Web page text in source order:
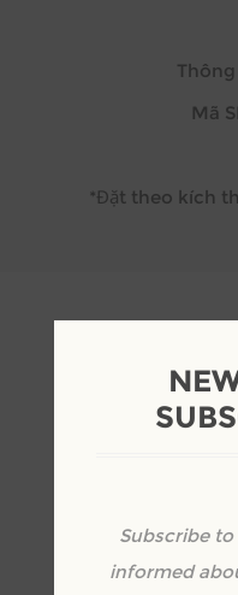
Mã
*Đặt theo kích
Những
Subscribe
informed